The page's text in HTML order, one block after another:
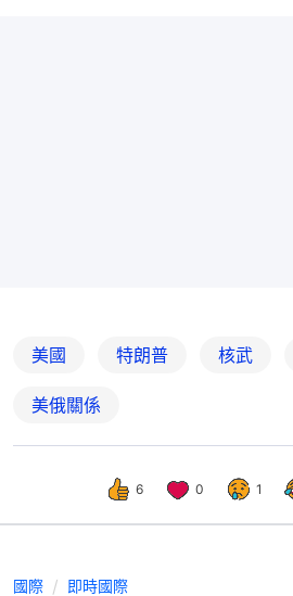
美國 特朗普 核武
美俄關係
6 0 1
國際 即時國際